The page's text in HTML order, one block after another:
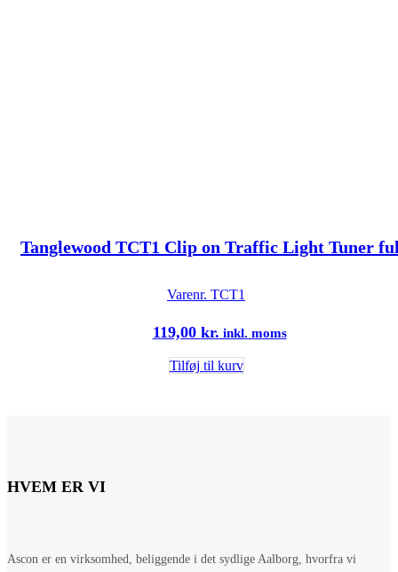
Tanglewood TCT1 Clip on Traffic Light Tuner
Varenr. TCT1
119,00 kr. inkl. moms
Tilføj til kurv
HVEM ER VI
Ascon er en virksomhed, beliggende i det sydlige Aalborg, hvorfra vi